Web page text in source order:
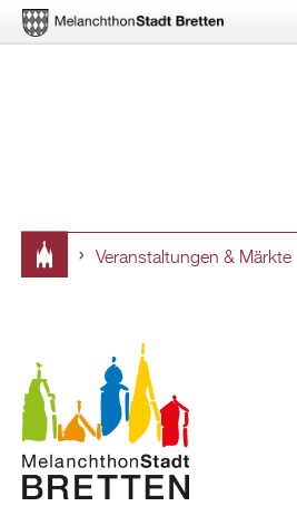
hier
Veranstaltungen & Märkte